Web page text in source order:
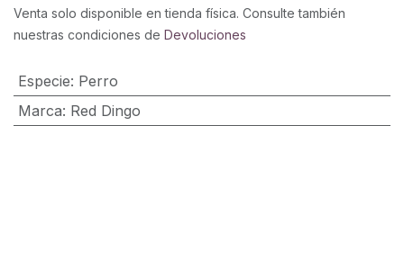
Venta solo disponible en tienda física. Consulte también
nuestras condiciones de Devoluciones
Especie: Perro
Marca: Red Dingo